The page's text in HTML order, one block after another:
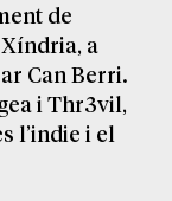
de
a
Can Berri.
i Thr3vil,
l’indie i el